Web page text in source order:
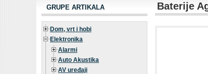
GRUPE ARTIKALA
Dom, vrt i hobi
Elektronika
Alarmi
Auto Akustika
AV uređaji
Baterije